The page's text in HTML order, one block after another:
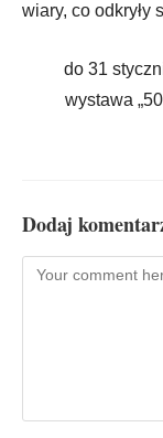
wiary, co odkryły
do 31
wystawa
Dodaj